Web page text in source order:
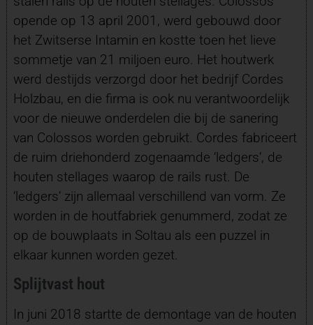
opende op 13 april 2001, werd gebouwd door
het Zwitserse Intamin en kostte toen het lieve
sommetje van 21 miljoen euro. Het houtwerk
werd destijds verzorgd door het bedrijf Cordes
Holzbau, en die firma is ook nu verantwoordelijk
voor de nieuwe onderdelen die bij de sanering
van Colossos worden gebruikt. Cordes fabriceert
de ruim driehonderd zogenaamde ‘ledgers’, de
houten stellages waarop de rails rust. De
‘ledgers’ zijn allemaal verschillend van vorm. Ze
worden in de houtfabriek genummerd, zodat ze
op de bouwplaats in Soltau als een puzzel in
elkaar kunnen worden gezet.
Splijtvast hout
In juni 2018 startte de demontage van de houten